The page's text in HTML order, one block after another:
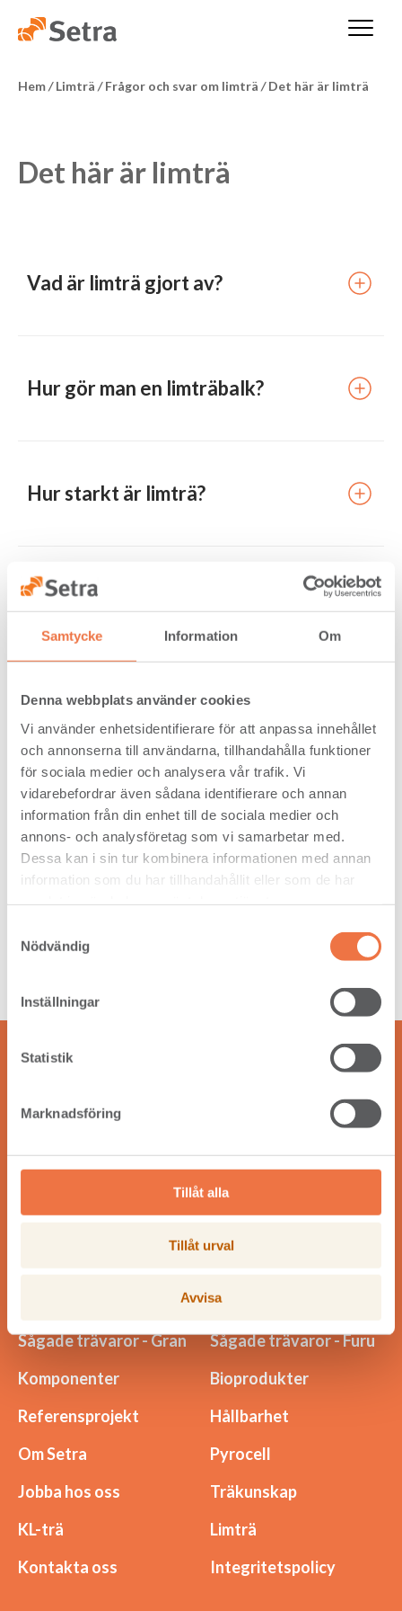
Samtycke Information Om
Denna webbplats använder cookies
Vi använder enhetsidentifierare för att anpassa innehållet
och annonserna till användarna, tillhandahålla funktioner
för sociala medier och analysera vår trafik. Vi
vidarebefordrar även sådana identifierare och annan
information från din enhet till de sociala medier och
annons- och analysföretag som vi samarbetar med.
Dessa kan i sin tur kombinera informationen med annan
information som du har tillhandahållit eller som de har
Nödvändig
Inställningar
Statistik
Marknadsföring
Tillåt alla
Tillåt urval
Avvisa
Hem/ Limträ / Frågor och svar om limträ / Det här är limträ
Det här är limträ
Vad är limträ gjort av?
Hur gör man en limträbalk?
Hur starkt är limträ?
Hur mycket håller en limträbalk för?
Hur är en limträbalk uppbyggd?
Var kan man köpa limträ?
Vad används limträbalk till?
den gröna omställningen i världen, genom att göra affärer
som fler än vi tjänar på.
Sågade trävaror - Gran
Sågade trävaror - Furu
Komponenter
Bioprodukter
Referensprojekt
Hållbarhet
Om Setra
Pyrocell
Jobba hos oss
Träkunskap
KL-trä
Limträ
Kontakta oss
Integritetspolicy